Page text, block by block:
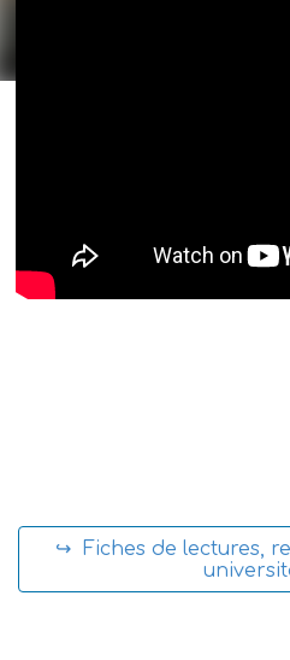
↪ Fiches de lectures,